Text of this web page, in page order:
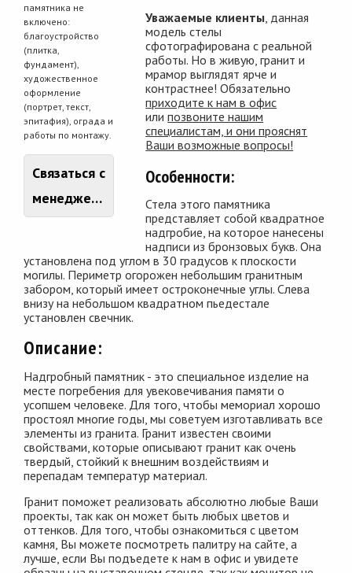
памятника не
включено:
благоустройство
(плитка,
фундамент),
художественное
оформление
(портрет, текст,
эпитафия), ограда и
работы по монтажу.
Связаться с
менеджером
Уважаемые клиенты , данная
модель стелы
сфотографирована с реальной
работы. Но в живую, гранит и
мрамор выглядят ярче и
контрастнее! Обязательно
приходите к нам в офис
илипозвоните нашим
специалистам, и они прояснят
Ваши возможные вопросы!
Особенности:
Стела этого памятника
представляет собой квадратное
надгробие, на которое нанесены
надписи из бронзовых букв. Она
установлена под углом в 30 градусов к плоскости
могилы. Периметр огорожен небольшим гранитным
забором, который имеет остроконечные углы. Слева
внизу на небольшом квадратном пьедестале
установлен свечник.
Описание:
Надгробный памятник - это специальное изделие на
месте погребения для увековечивания памяти о
усопшем человеке. Для того, чтобы мемориал хорошо
простоял многие годы, мы советуем изготавливать все
элементы из гранита. Гранит известен своими
свойствами, которые описывают гранит как очень
твердый, стойкий к внешним воздействиям и
перепадам температур материал.
Гранит поможет реализовать абсолютно любые Ваши
проекты, так как он может быть любых цветов и
оттенков. Для того, чтобы ознакомиться с цветом
камня, Вы можете посмотреть палитру на сайте, а
лучше, если Вы подъедете к нам в офис и увидете